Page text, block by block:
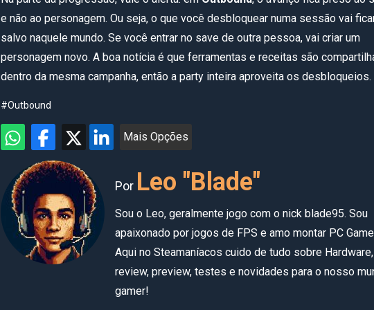
e não ao personagem. Ou seja, o que você desbloquear numa sessão vai
salvo naquele mundo. Se você entrar no save de outra pessoa, vai criar um
personagem novo. A boa notícia é que ferramentas e receitas são
dentro da mesma campanha, então a party inteira aproveita os desbloqueios.
#Outbound
Mais Opções
Por Leo "Blade"
Sou o Leo, geralmente jogo com o nick blade95. Sou
apaixonado por jogos de FPS e amo montar PC
Aqui no Steamaníacos cuido de tudo sobre Hardware,
review, preview, testes e novidades para o nosso
gamer!